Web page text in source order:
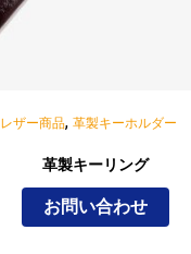
レザー商品, 革製キーホルダー
革製キーリング
お問い合わせ